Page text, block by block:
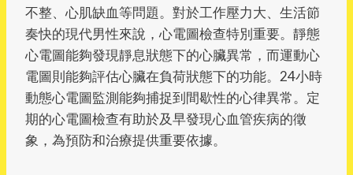
不整、心肌缺血等問題。對於工作壓力大、生活節
奏快的現代男性來說，心電圖檢查特別重要。靜態
心電圖能夠發現靜息狀態下的心臟異常，而運動心
電圖則能夠評估心臟在負荷狀態下的功能。24小時
動態心電圖監測能夠捕捉到間歇性的心律異常。定
期的心電圖檢查有助於及早發現心血管疾病的徵
象，為預防和治療提供重要依據。